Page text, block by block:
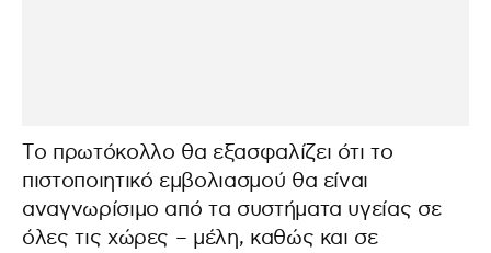
Tο πρωτόκολλο θα εξασφαλίζει ότι το
πιστοποιητικό εμβολιασμού θα είναι
αναγνωρίσιμο από τα συστήματα υγείας σε
όλες τις χώρες – μέλη, καθώς και σε